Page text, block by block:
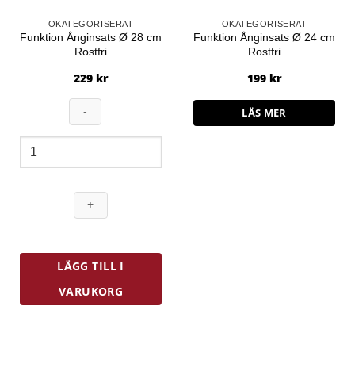
OKATEGORISERAT
Funktion Ånginsats Ø 28 cm
Rostfri
229 kr
Funktion
Ånginsats
LÄGG TILL I
VARUKORG
OKATEGORISERAT
Funktion Ånginsats Ø 24 cm
Rostfri
199 kr
LÄS MER